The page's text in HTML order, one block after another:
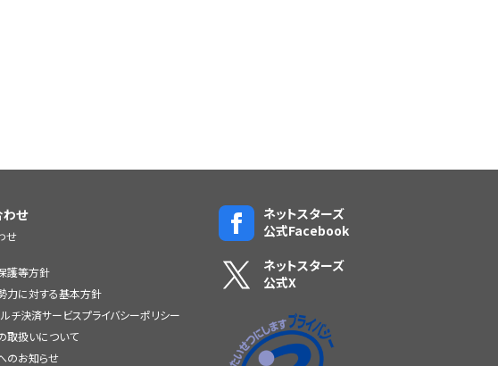
わせ
せ
護等方針
力に対する基本方針
チ決済サービスプライバシーポリシー
取扱いについて
のお知らせ
ネットスターズ
公式Facebook
ネットスターズ
公式X